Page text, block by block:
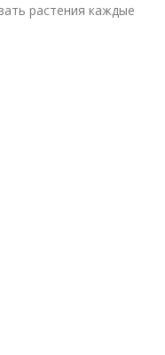
растения каждые